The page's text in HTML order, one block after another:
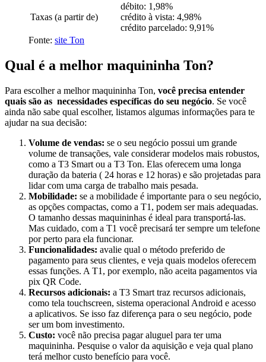
Taxas (a partir de)
débito: 1,98%
crédito à vista: 4,98%
crédito parcelado: 9,91%
Fonte: site Ton
Qual é a melhor maquininha Ton?
Para escolher a melhor maquininha Ton, você precisa entender
quais são as necessidades específicas do seu negócio. Se você
ainda não sabe qual escolher, listamos algumas informações para te
ajudar na sua decisão:
Volume de vendas: se o seu negócio possui um grande
volume de transações, vale considerar modelos mais robustos,
como a T3 Smart ou a T3 Ton. Elas oferecem uma longa
duração da bateria ( 24 horas e 12 horas) e são projetadas para
lidar com uma carga de trabalho mais pesada.
Mobilidade: se a mobilidade é importante para o seu negócio,
as opções compactas, como a T1, podem ser mais adequadas.
O tamanho dessas maquininhas é ideal para transportá-las.
Mas cuidado, com a T1 você precisará ter sempre um telefone
por perto para ela funcionar.
Funcionalidades: avalie qual o método preferido de
pagamento para seus clientes, e veja quais modelos oferecem
essas funções. A T1, por exemplo, não aceita pagamentos via
pix QR Code.
Recursos adicionais: a T3 Smart traz recursos adicionais,
como tela touchscreen, sistema operacional Android e acesso
a aplicativos. Se isso faz diferença para o seu negócio, pode
ser um bom investimento.
Custo: você não precisa pagar aluguel para ter uma
maquininha. Pesquise o valor da aquisição e veja qual plano
terá melhor custo benefício para você.